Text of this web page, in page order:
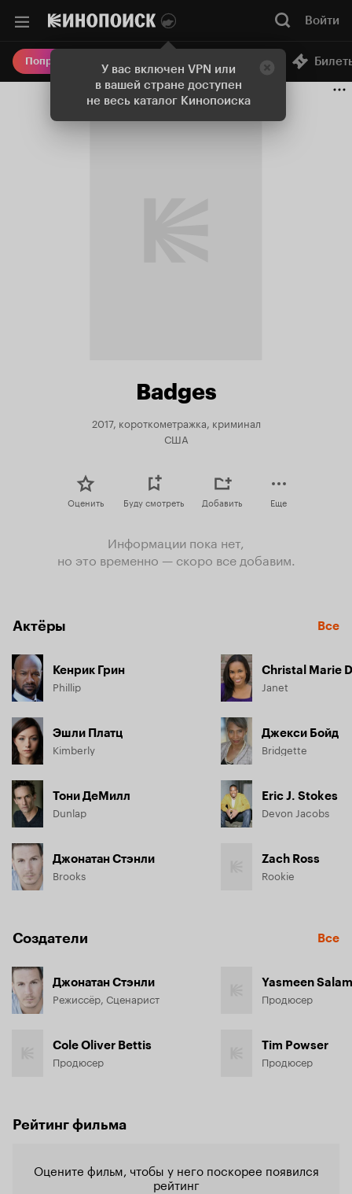
У вас включен VPN или
в вашей стране доступен
не весь каталог Кинопоиска
Войти
Попробовать Плюс Онлайн-кинотеатр
Badges
2017, короткометражка, криминал
США
Оценить Буду смотреть Добавить Еще
Информации пока нет,
но это временно — скоро все добавим.
Актёры Все
Кенрик Грин
Phillip
Эшли Платц
Kimberly
Тони ДеМилл
Dunlap
Джонатан Стэнли
Brooks
Christal Marie
Janet
Джекси Бойд
Bridgette
Eric J. Stokes
Devon Jacobs
Zach Ross
Rookie
Создатели Все
Джонатан Стэнли
Режиссёр, Сценарист
Cole Oliver Bettis
Продюсер
Yasmeen
Продюсер
Tim Powser
Продюсер
Рейтинг фильма
Оцените фильм, чтобы у него поскорее появился
рейтинг